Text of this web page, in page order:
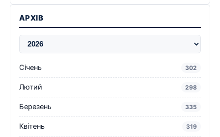
АРХІВ
Січень 302
Лютий 298
Березень 335
Квітень 319